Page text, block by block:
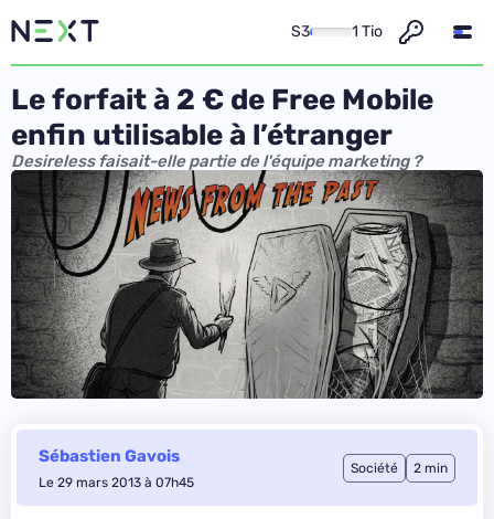
S3 1 Tio
Le forfait à 2 € de Free Mobile
enfin utilisable à l’étranger
Desireless faisait-elle partie de l'équipe marketing ?
Sébastien Gavois
Le 29 mars 2013 à 07h45
Société 2 min